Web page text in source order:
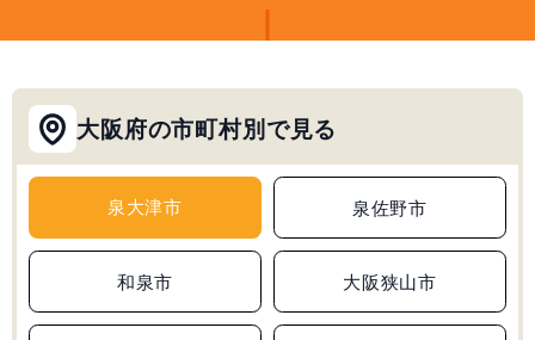
高校部一覧
個別指導
教室一覧
兵庫県 和歌山県
大阪府の市町村別で見る
泉大津市 泉佐野市
和泉市 大阪狭山市